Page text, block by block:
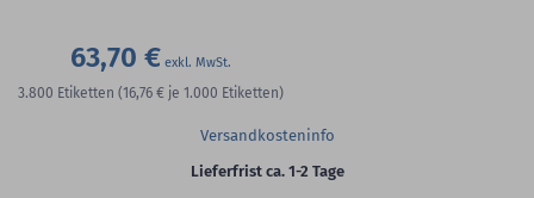
63,70 €
3.800 Etiketten (16,76 € je 1.000 Etiketten)
Versandkosteninfo
Lieferfrist ca. 1-2 Tage